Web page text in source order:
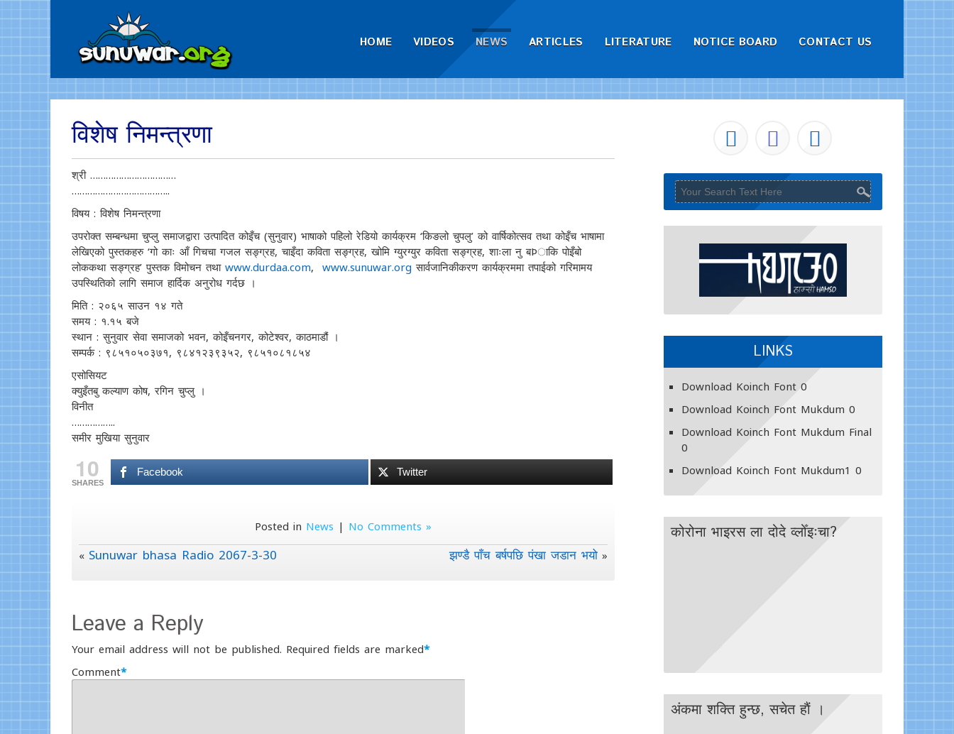
HOME VIDEOS NEWS ARTICLES LITERATURE NOTICE BOARD CONTACT US
विशेष निमन्त्रणा
श्री ……………………………
………………………………..
विषय : विशेष निमन्त्रणा
उपरोक्त सम्बन्धमा चुप्लु समाजद्वारा उत्पादित कोइँच (सुनुवार) भाषाको पहिलो रेडियो कार्यक्रम ‘किङलो चुपलु’ को वार्षिकोत्सव तथा कोइँच भाषामा
लेखिएको पुस्तकहरु ‘गो काः आँ गिचचा गजल सङ्ग्रह, चाइँदा कविता सङ्ग्रह, खोमि ग्युरग्युर कविता सङ्ग्रह, शाःला नु बÞाकि पोइँबो
लोककथा सङ्ग्रह’ पुस्तक विमोचन तथा www.durdaa.com, www.sunuwar.org सार्वजानिकीकरण कार्यक्रममा तपाईको गरिमामय
उपस्थितिको लागि समाज हार्दिक अनुरोध गर्दछ ।
मिति : २०६५ साउन १४ गते
समय : १.१५ बजे
स्थान : सुनुवार सेवा समाजको भवन, कोइँचनगर, कोटेश्वर, काठमाडौं ।
सम्पर्क : ९८५१०५०३७१, ९८४१२३९३५२, ९८५१०८१८५४
एसोसियट
क्युइँतबु कल्याण कोष, रगिन चुप्लु ।
विनीत
……………..
समीर मुखिया सुनुवार
10
SHARES
Facebook Twitter
Posted in News | No Comments »
« Sunuwar bhasa Radio 2067-3-30 झण्डै पाँच बर्षपछि पंखा जडान भयो »
Leave a Reply
Your email address will not be published. Required fields are marked*
Comment*
LINKS
Download Koinch Font0
Download Koinch Font Mukdum 0
Download Koinch Font Mukdum Final
0
Download Koinch Font Mukdum1 0
कोरोना भाइरस ला दोदे व्लोँइःचा?
अंकमा शक्ति हुन्छ, सचेत हाैं ।